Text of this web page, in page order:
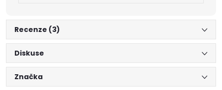
Recenze (3)
Diskuse
Značka